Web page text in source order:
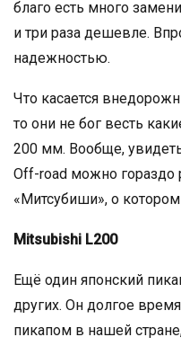
благо есть много
и три раза дешевле.
надежностью.
Что касается
то они не бог весть
200 мм. Вообще,
Off-road можно гораздо
«Митсубиши», о
Mitsubishi L200
Ещё один японский
других. Он долгое
пикапом в нашей